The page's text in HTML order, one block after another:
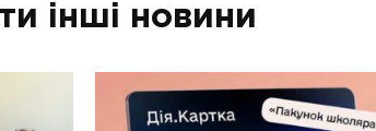
інші новини